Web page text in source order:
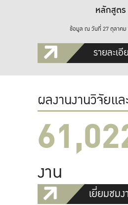
หลักสูตร
ข้อมูล ณ วันที่ 27 ตุลาคม
รายละเ
ผลงานงานวิจัยแ
งาน
เยี่ยมชม